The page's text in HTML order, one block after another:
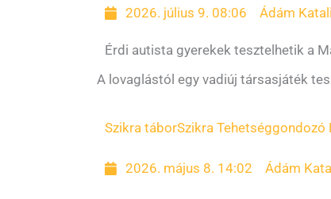
2026. július 9. 08:06 Ádám
Érdi autista gyerekek tesztelhetik a
A lovaglástól egy vadiúj társasjáték
Szikra táborSzikra Tehetséggondozó
2026. május 8. 14:02 Ádám